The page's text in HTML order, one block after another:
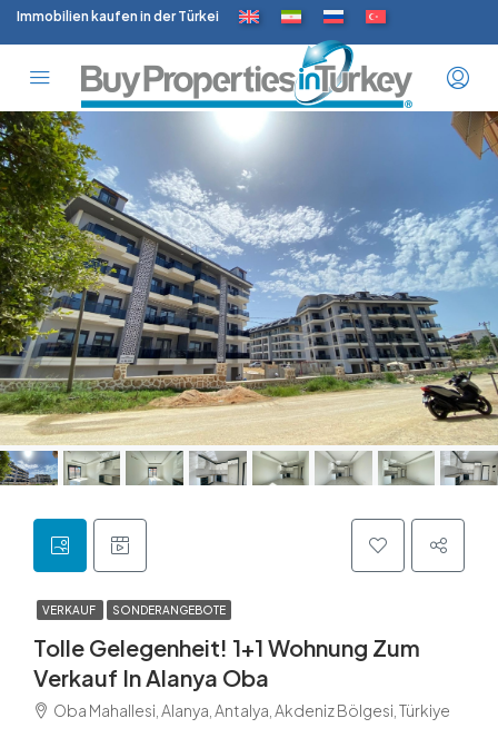
Immobilien kaufen in der Türkei
VERKAUF SONDERANGEBOTE
Tolle Gelegenheit! 1+1 Wohnung Zum
Verkauf In Alanya Oba
Oba Mahallesi, Alanya, Antalya, Akdeniz Bölgesi, Türkiye